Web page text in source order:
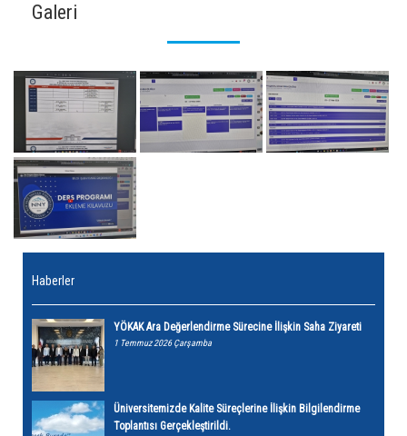
Galeri
Haberler
YÖKAK Ara Değerlendirme Sürecine İlişkin Saha Ziyareti
1 Temmuz 2026 Çarşamba
Üniversitemizde Kalite Süreçlerine İlişkin Bilgilendirme
Toplantısı Gerçekleştirildi.